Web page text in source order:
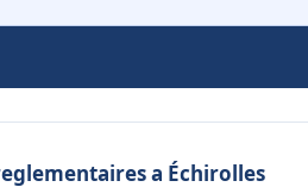
a Échirolles